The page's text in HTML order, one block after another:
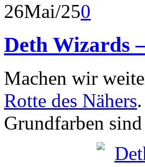
26Mai/250
Deth Wizards
Machen wir
Rotte des Nähers
Grundfarben